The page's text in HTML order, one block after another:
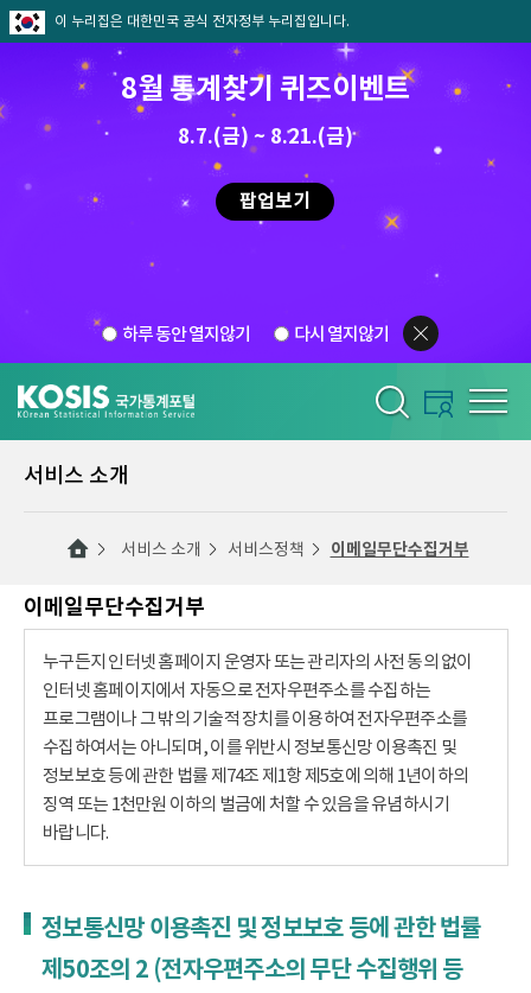
이 누리집은 대한민국 공식 전자정부 누리집입니다.
8월 통계찾기 퀴즈이벤트
8.7.(금) ~ 8.21.(금)
팝업보기
하루 동안 열지않기 다시 열지않기
서비스 소개
서비스 소개 서비스정책 이메일무단수집거부
이메일무단수집거부
누구든지 인터넷 홈페이지 운영자 또는 관리자의 사전 동의 없이
인터넷 홈페이지에서 자동으로 전자우편주소를 수집하는
프로그램이나 그 밖의 기술적 장치를 이용하여 전자우편주소를
수집하여서는 아니되며, 이를 위반시 정보통신망 이용촉진 및
정보보호 등에 관한 법률 제74조 제1항 제5호에 의해 1년이하의
징역 또는 1천만원 이하의 벌금에 처할 수 있음을 유념하시기
바랍니다.
정보통신망 이용촉진 및 정보보호 등에 관한 법률
제50조의 2 (전자우편주소의 무단 수집행위 등